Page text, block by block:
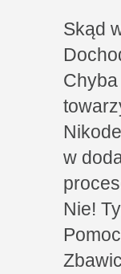
Skąd
w
Nie!